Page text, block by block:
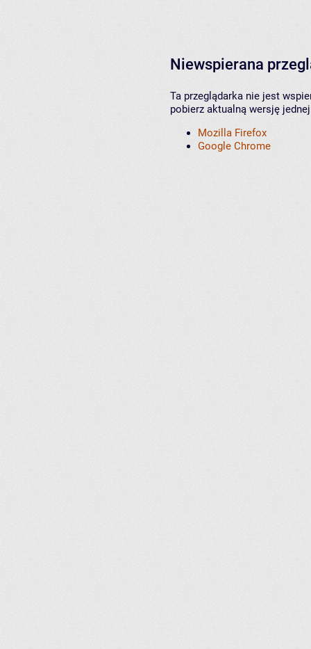
Niewspierana
Ta przeglądarka nie jest
pobierz aktualną wersję
Mozilla Firefox
Google Chrome